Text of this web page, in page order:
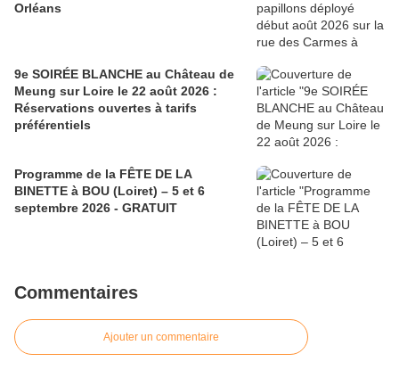
Orléans
9e SOIRÉE BLANCHE au Château de
Meung sur Loire le 22 août 2026 :
Réservations ouvertes à tarifs
préférentiels
Programme de la FÊTE DE LA
BINETTE à BOU (Loiret) – 5 et 6
septembre 2026 - GRATUIT
Commentaires
Ajouter un commentaire